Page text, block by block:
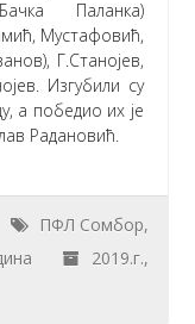
Паланка)
Мустафовић,
Г.Станојев,
Изгубили су
а победио их је
Радановић.
ПФЛ Сомбор,
2019.г.,